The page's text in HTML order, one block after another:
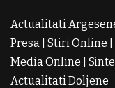
Actualitati
Presa Stiri Online
Media Online
Actualitati Doljene